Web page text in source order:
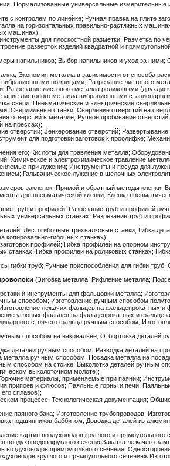
Нормализованные универсальные измерительные
с контролем по линейке; Ручная правка на плите
на горизонтальных правильно-растяжных
машинах);
для плоскостной разметки; Разметка по
разверток изделий квадратной и
напильников; Выбор напильников и уход за
Экономия металла в зависимости от способа
ножницами; Разрезание листового
листового металла роликовыми
листового металла вибрационными
сверл; Пневматические и электрические
Сверлильные станки; Сверление отверстий на
отверстий в металле; Ручное пробивание
на прессах);
отверстий; Зенкерование отверстий; Развертывание
для подготовки заготовок к проолифке;
его; Кислоты для травления металла;
Химическое и электрохимическое травление
при лужении; Инструменты и посуда для
Гальваническое лужение в щелочных
заклепок; Прямой и обратный методы клепки;
для пневматической клепки; Клепка
труб и профилей; Разрезание труб и профилей
универсальных станках; Разрезание труб и
Листогибочные трехвалковые станки; Гибка
копировально-гибочных станках);
профилей; Гибка профилей на опорном
станках; Гибка профилей на роликовых станках;
труб; Ручные приспособления для гибки труб;
(Зиговка металла; Рифление металла;
и инструменты для фальцовки металла;
способом; Изготовление ручным способом
лежачих фальцев на фальцепрокатных и
угловых фальцев на фальцепрокатных и
стоячего фальца ручным способом;
способом на наковальне; Отбортовка деталей
деталей ручным способом; Разводка деталей на
ручным способом; Посадка металла на
способом на стойке; Выколотка деталей ручным
выколоточном молоте);
материалы, применяемые при паянии;
припоев и флюсов; Паяльные горны и печи;
сплавов);
процессе; Технологическая документация;
паяного бака; Изготовление трубопроводов;
подшипников баббитом; Доводка деталей из
картин воздуховодов круглого и прямоугольного
воздуховодов круглого сеченияЗакатка лежачего
воздуховодов прямоугольного сечения;
круглого и прямоугольного сеченияж